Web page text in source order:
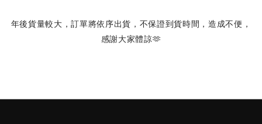
年後貨量較大，訂單將依序出貨，不保證到貨時間，造成不便，
感謝大家體諒🫶